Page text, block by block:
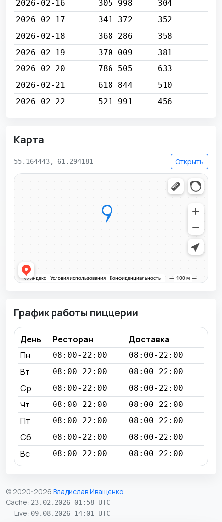
2026-02-16
305 998
304
2026-02-17
341 372
352
2026-02-18
368 286
358
2026-02-19
370 009
381
2026-02-20
786 505
633
2026-02-21
618 844
510
2026-02-22
521 991 456
Карта
55.164443, 61.294181 Открыть
График работы пиццерии
День Ресторан
Доставка
Пн
08:00-22:00 08:00-22:00
Вт 08:00-22:00 08:00-22:00
Ср 08:00-22:00 08:00-22:00
Чт 08:00-22:00 08:00-22:00
Пт 08:00-22:00 08:00-22:00
Сб 08:00-22:00 08:00-22:00
Вс 08:00-22:00 08:00-22:00
© 2020-2026 Владислав Иващенко
Cache: 23.02.2026 01:58 UTC
Live: 09.08.2026 14:01 UTC